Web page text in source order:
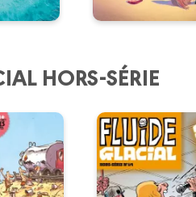
HORS-SÉRIE